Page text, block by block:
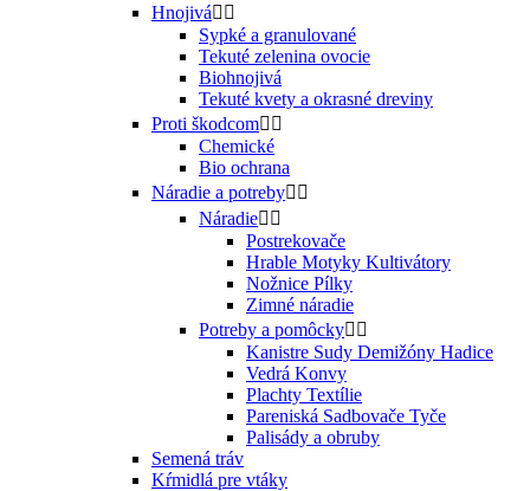
Hnojivá 
Sypké a granulované
Tekuté zelenina ovocie
Biohnojivá
Tekuté kvety a okrasné dreviny
Proti škodcom 
Chemické
Bio ochrana
Náradie a potreby 
Náradie 
Postrekovače
Hrable Motyky Kultivátory
Nožnice Pílky
Zimné náradie
Potreby a pomôcky 
Kanistre Sudy Demižóny Hadice
Vedrá Konvy
Plachty Textílie
Pareniská Sadbovače Tyče
Palisády a obruby
Semená tráv
Kŕmidlá pre vtáky